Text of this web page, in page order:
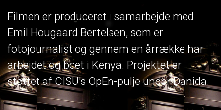
Filmen er produceret i samarbejde med
Emil Hougaard Bertelsen, som er
fotojournalist og gennem en årrække har
arbejdet og boet i Kenya. Projektet er
støttet af CISU's OpEn-pulje under Danida.